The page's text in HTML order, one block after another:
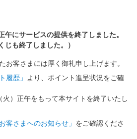
午にサービスの提供を終了しました。
じも終了しました。）
お客さまには厚く御礼申し上げます。
履歴」
より、ポイント進呈状況をご確
）正午をもって本サイトを終了いたし
お客さまへのお知らせ」 をご確認くださ